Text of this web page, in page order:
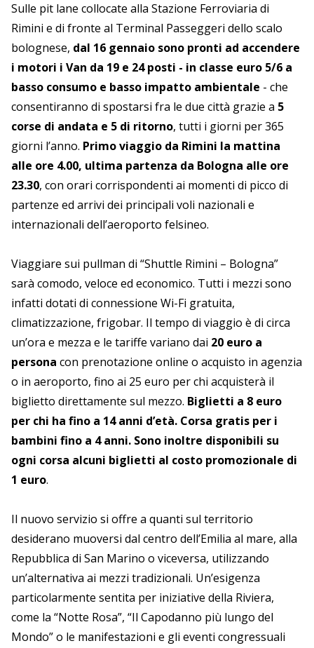
Sulle pit lane collocate alla Stazione Ferroviaria di
Rimini e di fronte al Terminal Passeggeri dello scalo
bolognese, dal 16 gennaio sono pronti ad accendere
i motori i Van da 19 e 24 posti - in classe euro 5/6 a
basso consumo e basso impatto ambientale - che
consentiranno di spostarsi fra le due città grazie a 5
corse di andata e 5 di ritorno, tutti i giorni per 365
giorni l’anno. Primo viaggio da Rimini la mattina
alle ore 4.00, ultima partenza da Bologna alle ore
23.30, con orari corrispondenti ai momenti di picco di
partenze ed arrivi dei principali voli nazionali e
internazionali dell’aeroporto felsineo.
Viaggiare sui pullman di “Shuttle Rimini – Bologna”
sarà comodo, veloce ed economico. Tutti i mezzi sono
infatti dotati di connessione Wi-Fi gratuita,
climatizzazione, frigobar. Il tempo di viaggio è di circa
un’ora e mezza e le tariffe variano dai 20 euro a
persona con prenotazione online o acquisto in agenzia
o in aeroporto, fino ai 25 euro per chi acquisterà il
biglietto direttamente sul mezzo. Biglietti a 8 euro
per chi ha fino a 14 anni d’età. Corsa gratis per i
bambini fino a 4 anni. Sono inoltre disponibili su
ogni corsa alcuni biglietti al costo promozionale di
1 euro.
Il nuovo servizio si offre a quanti sul territorio
desiderano muoversi dal centro dell’Emilia al mare, alla
Repubblica di San Marino o viceversa, utilizzando
un’alternativa ai mezzi tradizionali. Un’esigenza
particolarmente sentita per iniziative della Riviera,
come la “Notte Rosa”, “Il Capodanno più lungo del
Mondo” o le manifestazioni e gli eventi congressuali